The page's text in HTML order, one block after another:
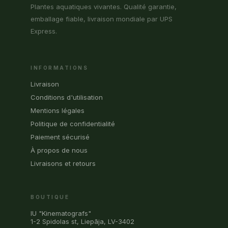
Plantes aquatiques vivantes. Qualité garantie,
emballage fiable, livraison mondiale par UPS
Express.
INFORMATIONS
Livraison
Conditions d'utilisation
Mentions légales
Politique de confidentialité
Paiement sécurisé
À propos de nous
Livraisons et retours
BOUTIQUE
IU "Kinematografs"
1-2 Spidolas st, Liepāja, LV-3402